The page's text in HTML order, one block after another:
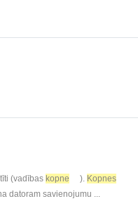
(vadības kopne ). Kopnes
datoram savienojumu ...